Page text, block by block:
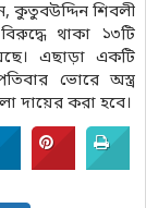
কুতুবউদ্দিন শিবলী
থাকা ১৩টি
এছাড়া একটি
ভোরে অস্ত্র
দায়ের করা হবে।